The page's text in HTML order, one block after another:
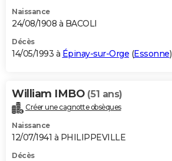
Naissance
24/08/1908 à BACOLI
Décès
14/05/1993 à Épinay-sur-Orge (Essonne)
William IMBO (51 ans)
Créer une cagnotte obsèques
Naissance
12/07/1941 à PHILIPPEVILLE
Décès